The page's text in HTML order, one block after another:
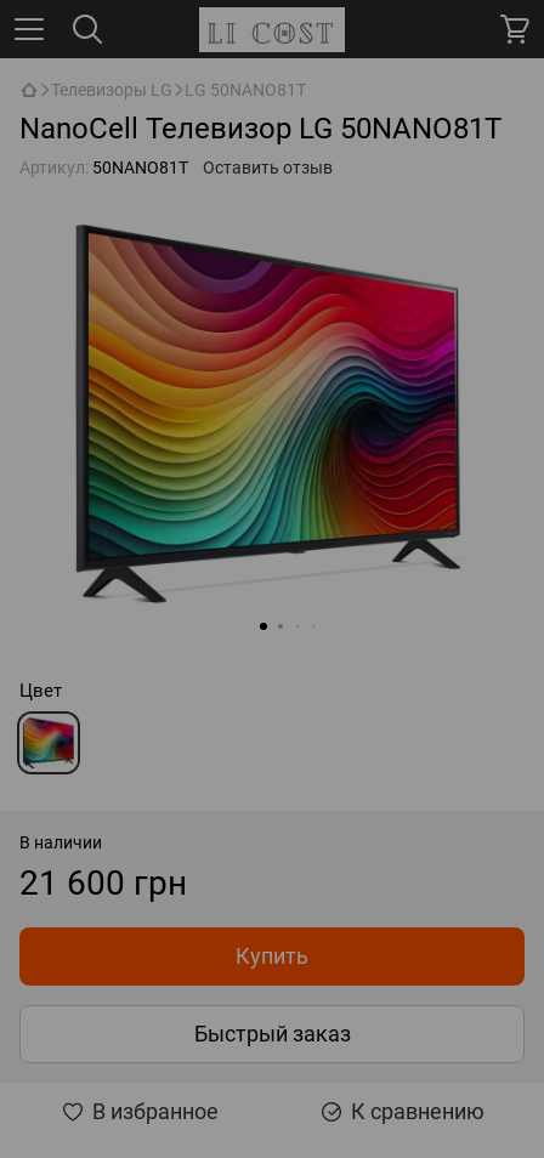
Телевизоры LG LG 50NANO81T
NanoCell Телевизор LG 50NANO81T
Артикул: 50NANO81T Оставить отзыв
Цвет
В наличии
21 600 грн
Купить
Быстрый заказ
В избранное К сравнению